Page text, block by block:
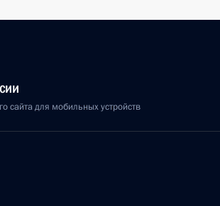
сайта для мобильных устройств